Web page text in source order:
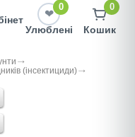
0
Улюблені
0
Кошик
(інсектициди)